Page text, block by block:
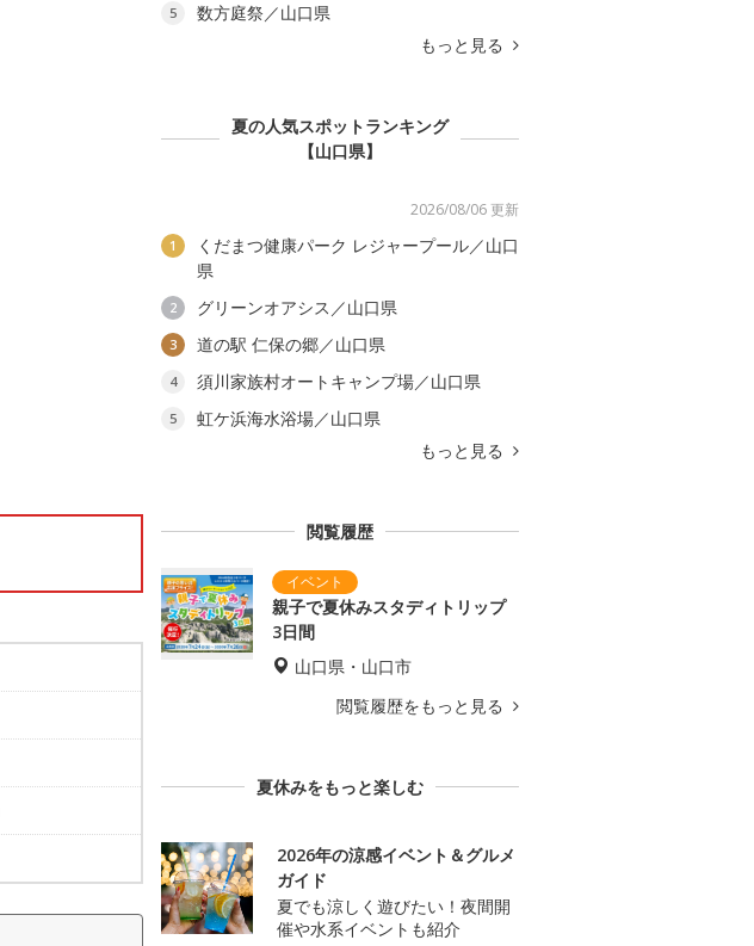
5
数方庭祭／山口県
もっと見る
夏の人気スポットランキング
【山口県】
2026/08/06 更新
1
くだまつ健康パーク レジャープール／山口
県
2 グリーンオアシス／山口県
3 道の駅 仁保の郷／山口県
4 須川家族村オートキャンプ場／山口県
5
虹ケ浜海水浴場／山口県
もっと見る
閲覧履歴
親子で夏休みスタディトリップ
3日間
山口県・山口市
閲覧履歴をもっと見る
夏休みをもっと楽しむ
2026年の涼感イベント＆グルメ
ガイド
夏でも涼しく遊びたい！夜間開
催や水系イベントも紹介